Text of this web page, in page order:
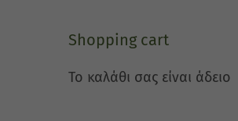
Shopping cart
Το καλάθι σας είναι άδειο